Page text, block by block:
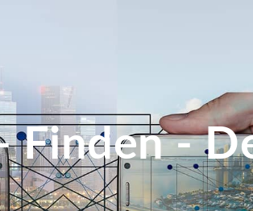
Finden -